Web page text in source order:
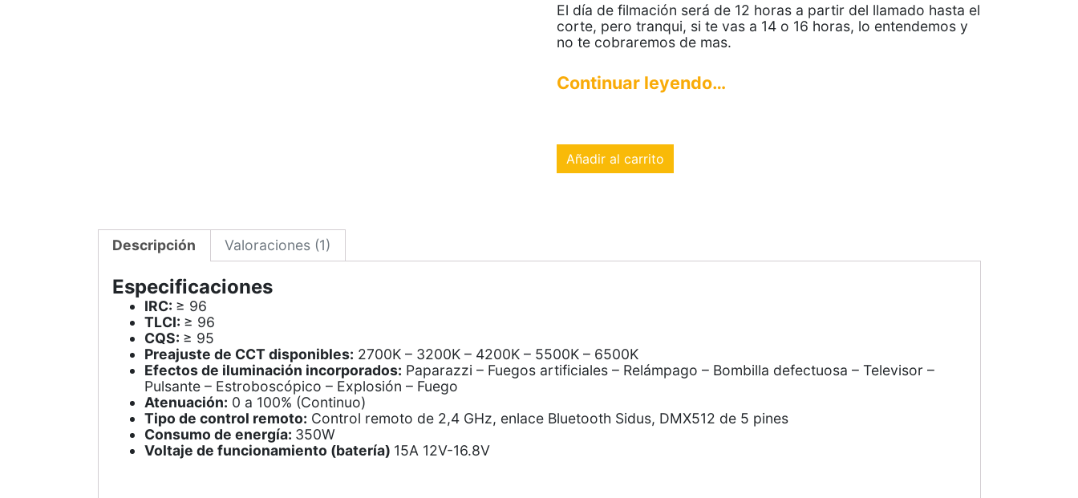
El día de filmación será de 12 horas a partir del llamado hasta el
corte, pero tranqui, si te vas a 14 o 16 horas, lo entendemos y
no te cobraremos de mas.
Continuar leyendo…
Añadir al carrito
Descripción Valoraciones (1)
Especificaciones
IRC: ≥ 96
TLCI: ≥ 96
CQS: ≥ 95
Preajuste de CCT disponibles: 2700K – 3200K – 4200K – 5500K – 6500K
Efectos de iluminación incorporados: Paparazzi – Fuegos artificiales – Relámpago – Bombilla defectuosa – Televisor –
Pulsante – Estroboscópico – Explosión – Fuego
Atenuación: 0 a 100% (Continuo)
Tipo de control remoto: Control remoto de 2,4 GHz, enlace Bluetooth Sidus, DMX512 de 5 pines
Consumo de energía: 350W
Voltaje de funcionamiento (batería) 15A 12V-16.8V